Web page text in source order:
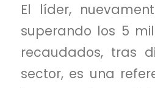
El líder,
superando los 5
recaudados, tras
sector, es una